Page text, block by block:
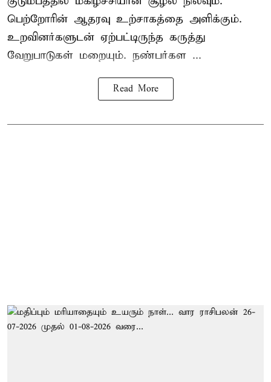
பெற்றோரின் ஆதரவு உற்சாகத்தை அளிக்கும்.
உறவினர்களுடன் ஏற்பட்டிருந்த கருத்து
வேறுபாடுகள் மறையும். நண்பர்கள ...
Read More